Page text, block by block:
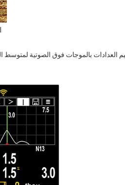
العدادات بالموجات فوق الصوتية